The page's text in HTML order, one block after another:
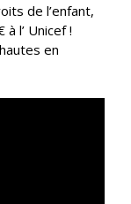
de l’enfant,
l’ Unicef !
en